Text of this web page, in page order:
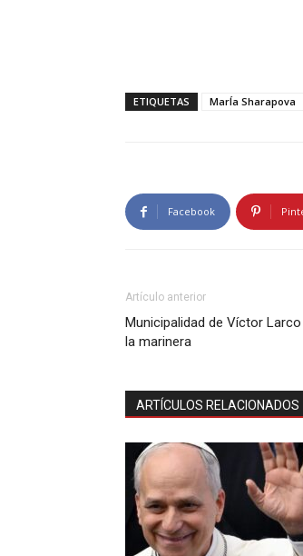
ETIQUETAS MarÍa Sharapova
Facebook
Artículo anterior
Municipalidad de Víctor
la marinera
ARTÍCULOS RELACIONADOS